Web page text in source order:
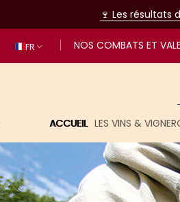
🍷 Les résultats
FR NOS COMBATS ET
engagements, libres par
ACCUEIL LES VINS &